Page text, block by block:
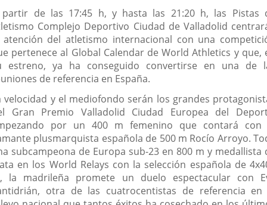
de las 17:45 h, y hasta las 21:20 h, las Pistas
Complejo Deportivo Ciudad de Valladolid
atención del atletismo internacional con una
pertenece al Global Calendar de World Athletics y que,
estreno, ya ha conseguido convertirse en una de
de referencia en España.
velocidad y el mediofondo serán los grandes
Gran Premio Valladolid Ciudad Europea del
por un 400 m femenino que contará con
plusmarquista española de 500 m Rocío Arroyo.
subcampeona de Europa sub-23 en 800 m y medallista
en los World Relays con la selección española de
la madrileña promete un duelo espectacular con
otra de las cuatrocentistas de referencia en